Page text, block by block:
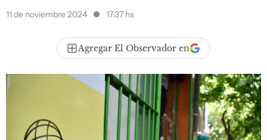
11 de noviembre 2024 17:37 hs
Agregar El Observador en